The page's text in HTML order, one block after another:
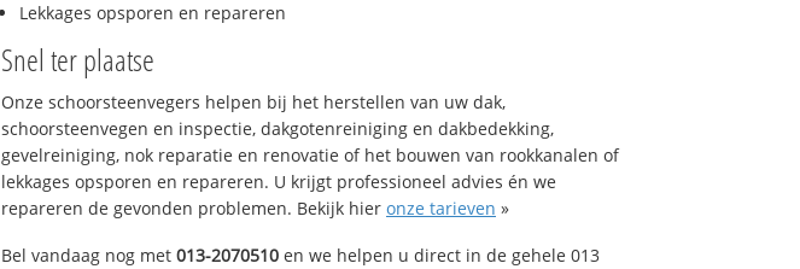
Lekkages opsporen en repareren
Snel ter plaatse
Onze schoorsteenvegers helpen bij het herstellen van uw dak,
schoorsteenvegen en inspectie, dakgotenreiniging en dakbedekking,
gevelreiniging, nok reparatie en renovatie of het bouwen van rookkanalen of
lekkages opsporen en repareren. U krijgt professioneel advies én we
repareren de gevonden problemen. Bekijk hier onze tarieven »
Bel vandaag nog met 013-2070510 en we helpen u direct in de gehele 013